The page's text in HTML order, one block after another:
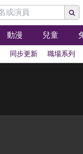
動漫 兒童
同步更新 職場系列